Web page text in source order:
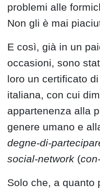
problemi alle
Non gli è mai
E così, già in un
occasioni, sono
loro un certificato
italiana, con cui
appartenenza alla
genere umano e
degne-di-
social-network (
Solo che, a quanto